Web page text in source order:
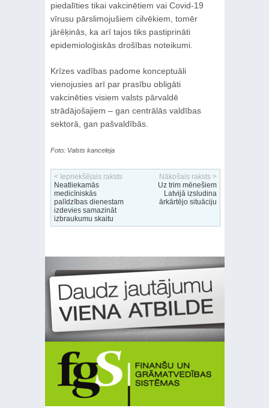
piedalīties tikai vakcinētiem vai Covid-19
vīrusu pārslimojušiem cilvēkiem, tomēr
jārēķinās, ka arī tajos tiks pastiprināti
epidemioloģiskās drošības noteikumi.
Krīzes vadības padome konceptuāli
vienojusies arī par prasību obligāti
vakcinēties visiem valsts pārvaldē
strādājošajiem – gan centrālās valdības
sektorā, gan pašvaldībās.
Foto: Valsts kanceleja
< Iepriekšējais raksts
Neatliekamās
medicīniskās
palīdzības dienestam
izdevies samazināt
izbraukumu skaitu
Nākošais raksts >
Uz trim mēnešiem
Latvijā izsludina
ārkārtējo situāciju